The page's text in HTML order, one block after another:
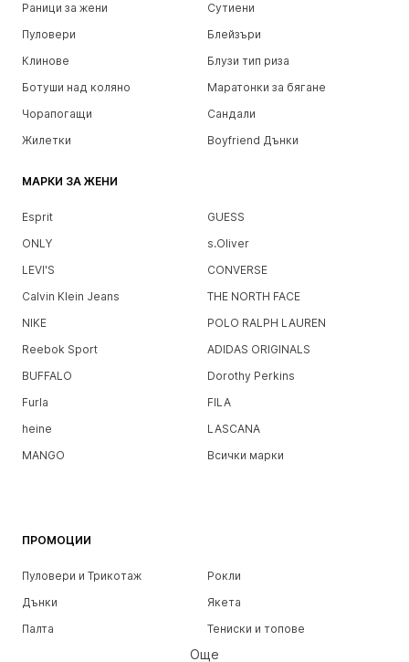
Раници за жени
Сутиени
Пуловери
Блейзъри
Клинове
Блузи тип риза
Ботуши над коляно
Маратонки за бягане
Чорапогащи
Сандали
Жилетки
Boyfriend Дънки
МАРКИ ЗА ЖЕНИ
Esprit
GUESS
ONLY
s.Oliver
LEVI'S
CONVERSE
Calvin Klein Jeans
THE NORTH FACE
NIKE
POLO RALPH LAUREN
Reebok Sport
ADIDAS ORIGINALS
BUFFALO
Dorothy Perkins
Furla
FILA
heine
LASCANA
MANGO
Всички марки
ПРОМОЦИИ
Пуловери и Трикотаж
Рокли
Дънки
Якета
Палта
Тениски и топове
Бельо
Още